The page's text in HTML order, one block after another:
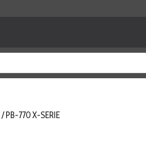
/ PB-770 X-SERIE